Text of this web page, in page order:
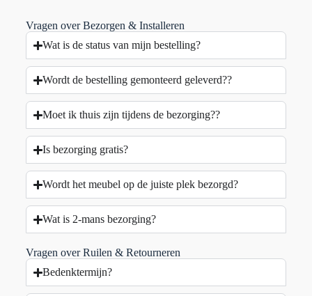
Vragen over Bezorgen & Installeren
Wat is de status van mijn bestelling?
Wordt de bestelling gemonteerd geleverd??
Moet ik thuis zijn tijdens de bezorging??
Is bezorging gratis?
Wordt het meubel op de juiste plek bezorgd?
Wat is 2-mans bezorging?
Vragen over Ruilen & Retourneren
Bedenktermijn?